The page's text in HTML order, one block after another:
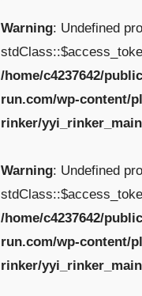
Warning: Undefined
/home/c4237642/
run.com/wp-content/
rinker/
Warning: Undefined
/home/c4237642/
run.com/wp-content/
rinker/